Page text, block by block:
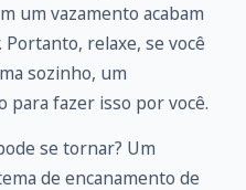
um vazamento acabam
relaxe, se você
sozinho, um
para fazer isso por você.
se tornar? Um
de encanamento de